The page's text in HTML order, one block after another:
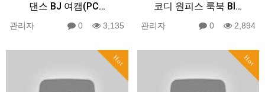
댄스 BJ 여캠(PC…
관리자 0 3,135
코디 원피스 룩북 Bl…
관리자 0 2,894
Hot Hot